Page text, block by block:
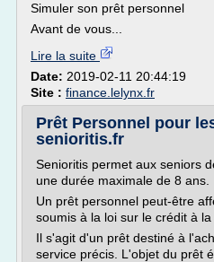
Simuler son prêt personnel
Avant de vous...
Lire la suite
Date: 2019-02-11 20:44:19
Site : finance.lelynx.fr
Prêt Personnel pour
senioritis.fr
Senioritis permet aux seniors
une durée maximale de 8 ans.
Un prêt personnel peut-être
soumis à la loi sur le crédit à la
Il s'agit d'un prêt destiné à
service précis. L'objet du prêt